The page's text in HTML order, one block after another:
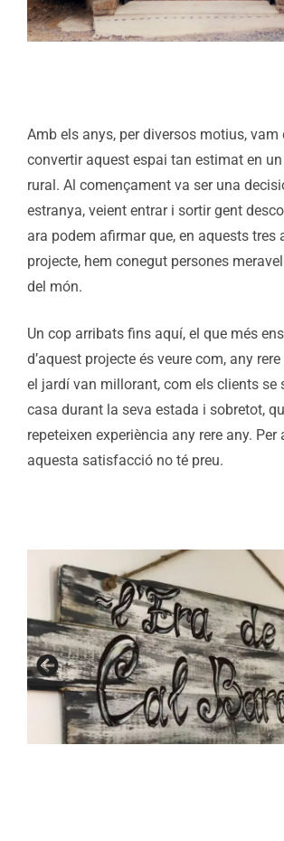
Amb els anys, per diversos motius, vam
convertir aquest espai tan estimat en
rural. Al començament va ser una
estranya, veient entrar i sortir gent
ara podem afirmar que, en aquests tres
projecte, hem conegut persones
del món.
Un cop arribats fins aquí, el que més ens
d’aquest projecte és veure com, any
el jardí van millorant, com els clients se
casa durant la seva estada i sobretot,
repeteixen experiència any rere any. Per
aquesta satisfacció no té preu.